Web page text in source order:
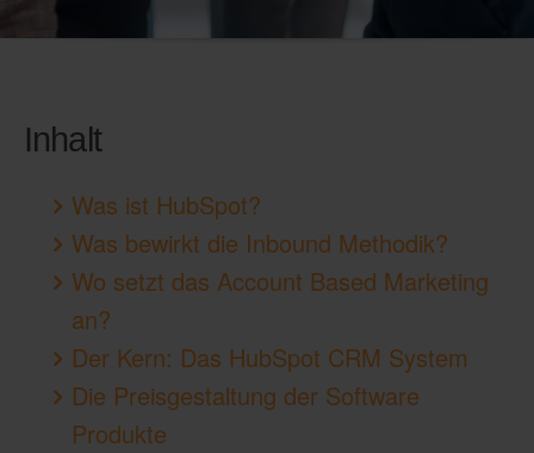
Inhalt
Was ist HubSpot?
Was bewirkt die Inbound Methodik?
Wo setzt das Account Based Marketing
an?
Der Kern: Das HubSpot CRM System
Die Preisgestaltung der Software
Produkte